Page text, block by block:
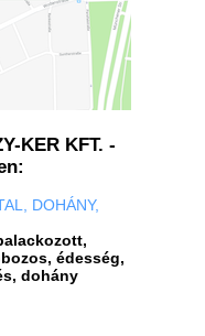
KER KFT. -
DOHÁNY,
édesség,
dohány